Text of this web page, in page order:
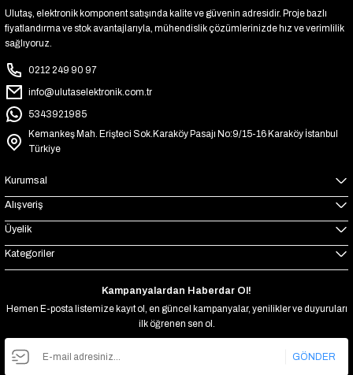
Ulutaş, elektronik komponent satışında kalite ve güvenin adresidir. Proje bazlı
fiyatlandırma ve stok avantajlarıyla, mühendislik çözümlerinizde hız ve verimlilik
sağlıyoruz.
0212 249 90 97
info@ulutaselektronik.com.tr
5343921985
Kemankeş Mah. Erişteci Sok.Karaköy Pasajı No:9/15-16 Karaköy İstanbul
Türkiye
Kurumsal
Alışveriş
Üyelik
Kategoriler
Kampanyalardan Haberdar Ol!
Hemen E-posta listemize kayıt ol, en güncel kampanyalar, yenilikler ve duyuruları
ilk öğrenen sen ol.
GÖNDER